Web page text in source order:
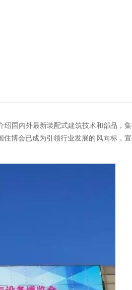
国内外最新装配式建筑技术和部品，
博会已成为引领行业发展的风向标，